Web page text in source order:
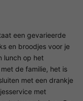
een gevarieerde
en broodjes voor je
lunch op het
de familie, het is
met een drankje
met